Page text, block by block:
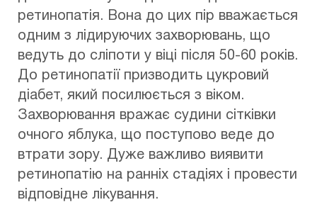
ретинопатія. Вона до цих пір вважається
одним з лідируючих захворювань, що
ведуть до сліпоти у віці після 50-60 років.
До ретинопатії призводить цукровий
діабет, який посилюється з віком.
Захворювання вражає судини сітківки
очного яблука, що поступово веде до
втрати зору. Дуже важливо виявити
ретинопатію на ранніх стадіях і провести
відповідне лікування.